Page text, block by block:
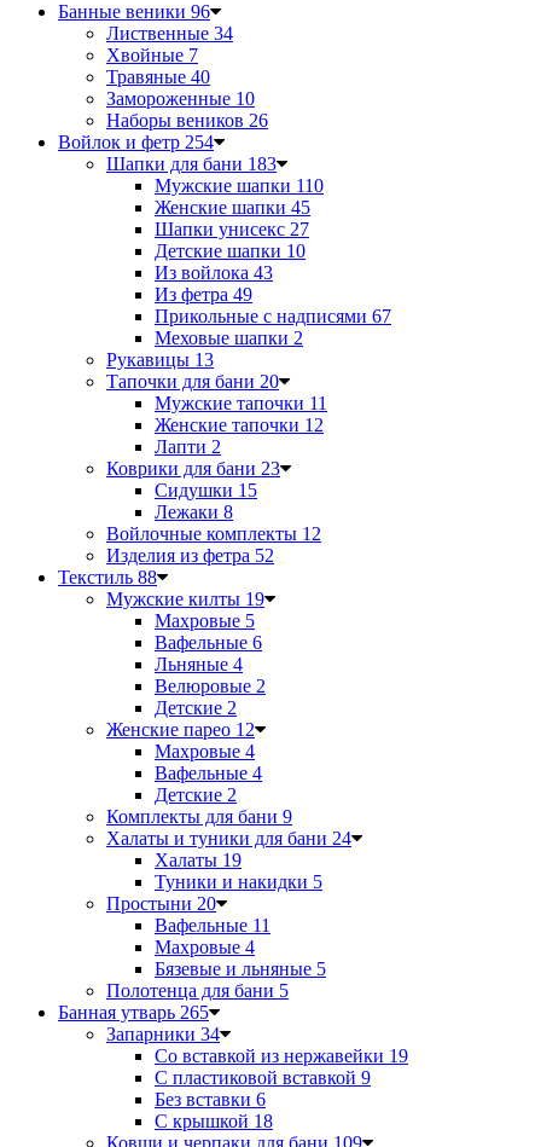
Банные веники 96
Лиственные 34
Хвойные 7
Травяные 40
Замороженные 10
Наборы веников 26
Войлок и фетр 254
Шапки для бани 183
Мужские шапки 110
Женские шапки 45
Шапки унисекс 27
Детские шапки 10
Из войлока 43
Из фетра 49
Прикольные с надписями 67
Меховые шапки 2
Рукавицы 13
Тапочки для бани 20
Мужские тапочки 11
Женские тапочки 12
Лапти 2
Коврики для бани 23
Сидушки 15
Лежаки 8
Войлочные комплекты 12
Изделия из фетра 52
Текстиль 88
Мужские килты 19
Махровые 5
Вафельные 6
Льняные 4
Велюровые 2
Детские 2
Женские парео 12
Махровые 4
Вафельные 4
Детские 2
Комплекты для бани 9
Халаты и туники для бани 24
Халаты 19
Туники и накидки 5
Простыни 20
Вафельные 11
Махровые 4
Бязевые и льняные 5
Полотенца для бани 5
Банная утварь 265
Запарники 34
Со вставкой из нержавейки 19
С пластиковой вставкой 9
Без вставки 6
С крышкой 18
Ковши и черпаки для бани 109